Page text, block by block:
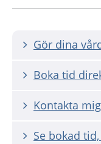
Gör dina
Boka tid
Kontakta mig
Se bokad